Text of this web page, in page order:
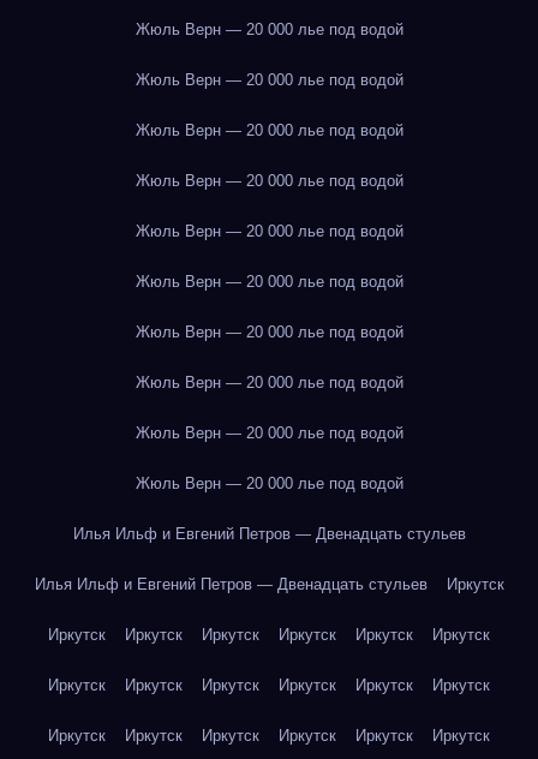
Жюль Верн — 20 000 лье под водой
Жюль Верн — 20 000 лье под водой
Жюль Верн — 20 000 лье под водой
Жюль Верн — 20 000 лье под водой
Жюль Верн — 20 000 лье под водой
Жюль Верн — 20 000 лье под водой
Жюль Верн — 20 000 лье под водой
Жюль Верн — 20 000 лье под водой
Жюль Верн — 20 000 лье под водой
Жюль Верн — 20 000 лье под водой
Илья Ильф и Евгений Петров — Двенадцать стульев
Илья Ильф и Евгений Петров — Двенадцать стульев Иркутск
Иркутск Иркутск Иркутск Иркутск Иркутск Иркутск
Иркутск Иркутск Иркутск Иркутск Иркутск Иркутск
Иркутск Иркутск Иркутск Иркутск Иркутск Иркутск